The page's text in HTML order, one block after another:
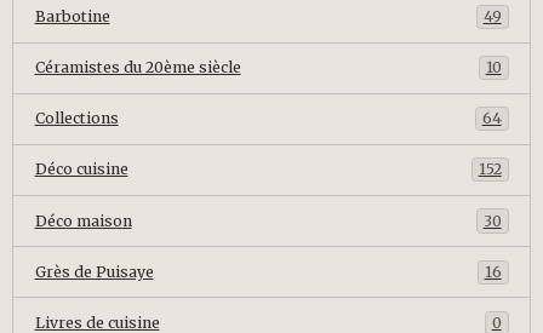
Barbotine 49
Céramistes du 20ème siècle 10
Collections 64
Déco cuisine 152
Déco maison 30
Grès de Puisaye 16
Livres de cuisine 0